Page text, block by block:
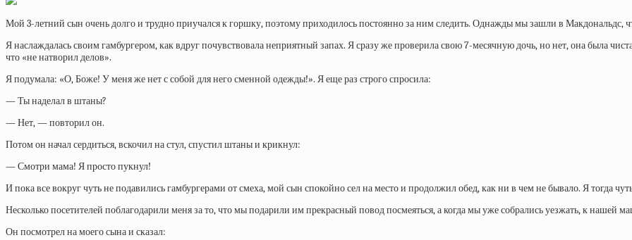
Мой 3-летний сын очень долго и трудно приучался к горшку, поэтому приходилось постоянно за ним следить. Однажды мы зашли в Макдональдс,
Я наслаждалась своим гамбургером, как вдруг почувствовала неприятный запах. Я сразу же проверила свою 7-месячную дочь, но нет, она была
что «не натворил делов».
Я подумала: «О, Боже! У меня же нет с собой для него сменной одежды!». Я еще раз строго спросила:
— Ты наделал в штаны?
— Нет, — повторил он.
Потом он начал сердиться, вскочил на стул, спустил штаны и крикнул:
— Смотри мама! Я просто пукнул!
И пока все вокруг чуть не подавились гамбургерами от смеха, мой сын спокойно сел на место и продолжил обед, как ни в чем не бывало. Я тогда
Несколько посетителей поблагодарили меня за то, что мы подарили им прекрасный повод посмеяться, а когда мы уже собрались уезжать, к нашей
Он посмотрел на моего сына и сказал: